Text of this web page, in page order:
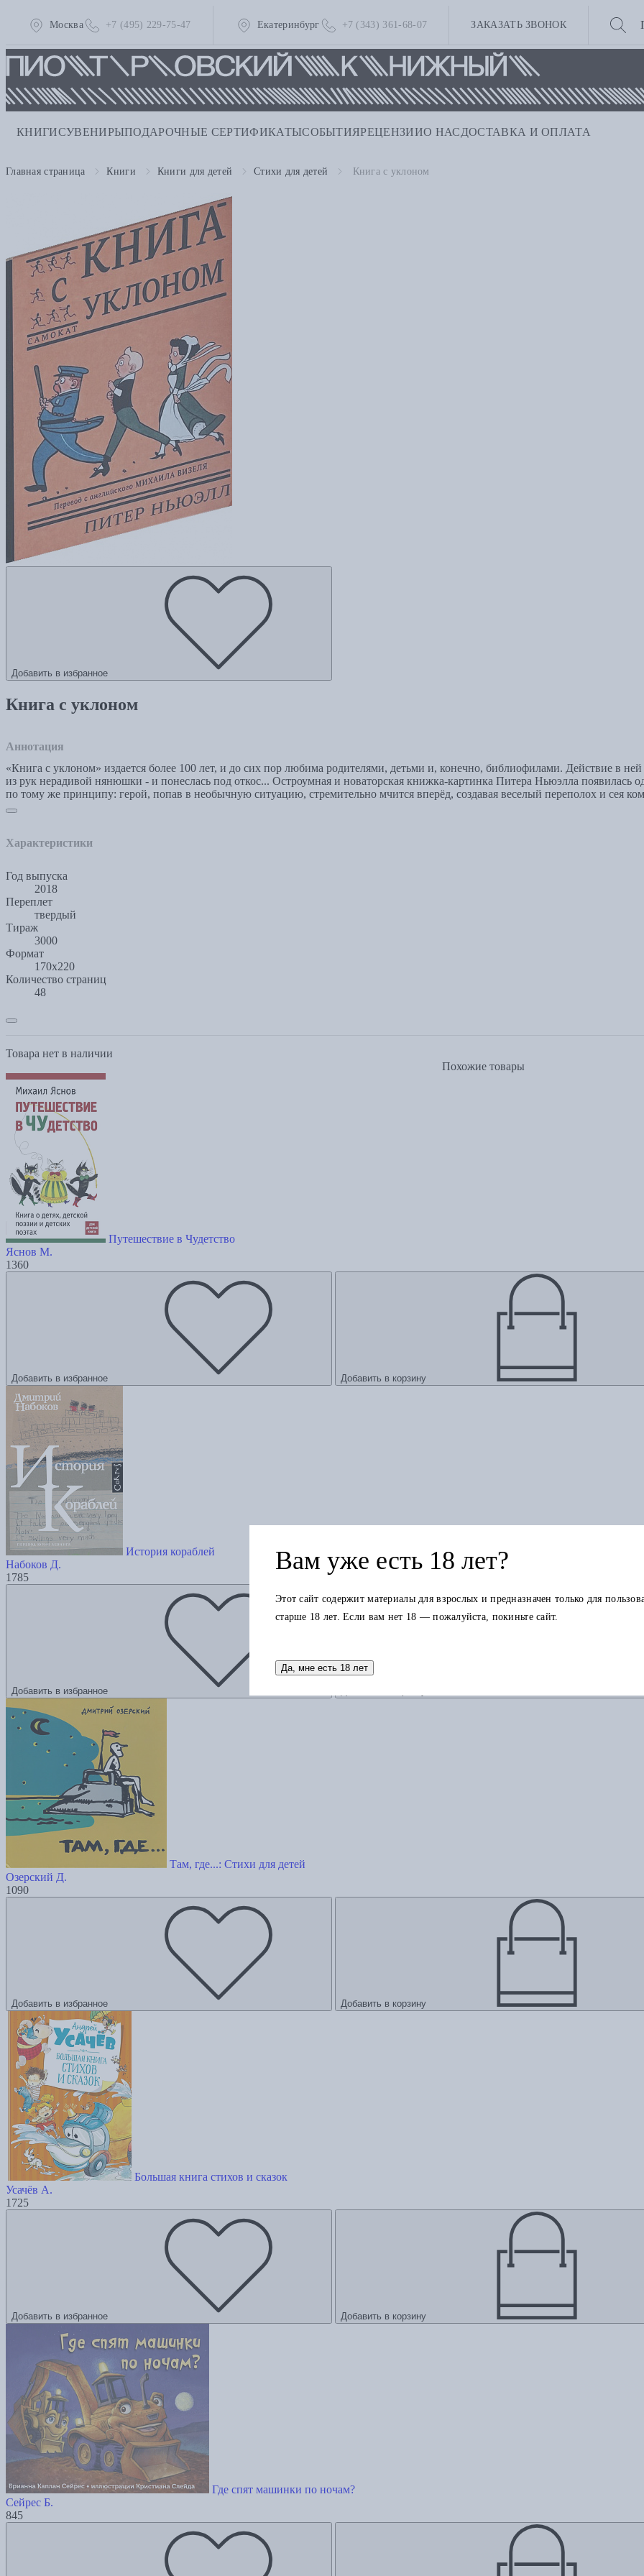
Москва +7 (495) 229-75-47 Екатеринбург +7 (343) 361-68-07 ЗАКАЗАТЬ ЗВОНОК
КНИГИСУВЕНИРЫПОДАРОЧНЫЕ СЕРТИФИКАТЫСОБЫТИЯРЕЦЕНЗИИО НАС ДОСТАВКА И ОПЛАТА
Главная страница Книги Книги для детей Стихи для детей Книга с уклоном
Добавить в избранное
Книга с уклоном
Аннотация
«Книга с уклоном» издается более 100 лет, и до сих пор любима родителями, детьми и, конечно, библиофилами. Действие в
из рук нерадивой нянюшки - и понеслась под откос... Остроумная и новаторская книжка-картинка Питера Ньюэлла появилась
по тому же принципу: герой, попав в необычную ситуацию, стремительно мчится вперёд, создавая веселый переполох и сея
Характеристики
Год выпуска
2018
Переплет
твердый
Тираж
3000
Формат
170x220
Количество страниц
48
Товара нет в наличии
Похожие товары
Путешествие в Чудетство
Яснов М.
1360
Добавить в избранное Добавить в корзину
История кораблей
Набоков Д.
1785
Добавить в избранное
Там, где...: Стихи для детей
Озерский Д.
1090
Добавить в избранное Добавить в корзину
Большая книга стихов и сказок
Усачёв А.
1725
Добавить в избранное Добавить в корзину
Где спят машинки по ночам?
Сейрес Б.
845
Вам уже есть 18 лет?
Этот сайт содержит материалы для взрослых и предназначен только для
старше 18 лет. Если вам нет 18 — пожалуйста, покиньте сайт.
Да, мне есть 18 лет